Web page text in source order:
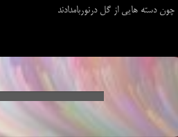
چون دسته هایی از گل درنوربامدادند